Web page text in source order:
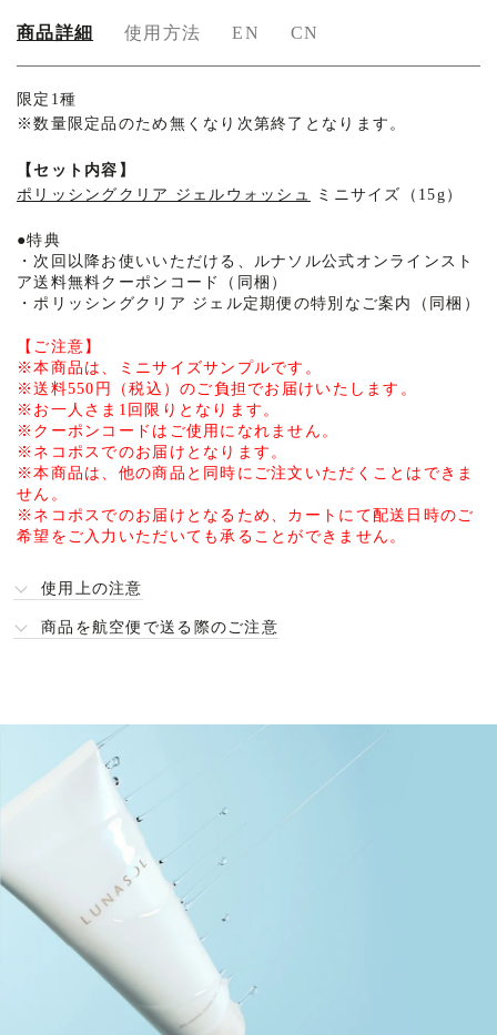
商品詳細 使用方法 EN CN
商
詳
細
限定1種
※数量限定品のため無くなり次第終了となります。
【セット内容】
ポリッシングクリア ジェルウォッシュ
ミニサイズ（15g）
●特典
・ 次回以降お使いいただける、ルナソル公式オンラインスト
ア送料無料クーポンコード（同梱）
・ポリッシングクリア ジェル定期便の特別なご案内（同梱）
【ご注意】
※本商品は、ミニサイズサンプルです。
※送料550円（税込）のご負担でお届けいたします。
※ お一人さま1回限りとなります。
※ クーポンコードはご使用になれません。
※ ネコポスでのお届けとなります。
※本商品は、他の商品と同時にご注文いただくことはできま
せん。
※ ネコポスでのお届けとなるため、カートにて配送日時のご
希望をご入力いただいても承ることができません。
使用上の注意
商品を航空便で送る際のご注意